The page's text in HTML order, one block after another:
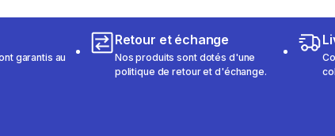
garantis au
Retour et échange
Nos produits sont dotés d'une
politique de retour et d'échange.